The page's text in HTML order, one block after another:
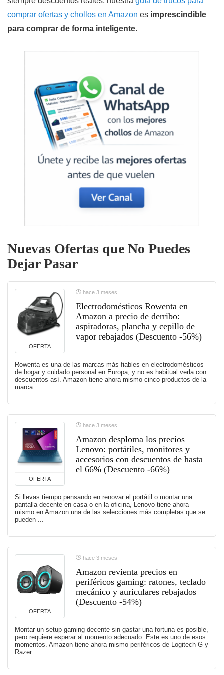
comprar ofertas y chollos en Amazon es imprescindible
para comprar de forma inteligente.
Nuevas Ofertas que No Puedes
Dejar Pasar
OFERTA
hace 3 meses
Electrodomésticos Rowenta en
Amazon a precio de derribo:
aspiradoras, plancha y cepillo de
vapor rebajados (Descuento -56%)
Rowenta es una de las marcas más fiables en electrodomésticos
de hogar y cuidado personal en Europa, y no es habitual verla con
descuentos así. Amazon tiene ahora mismo cinco productos de la
marca ...
OFERTA
hace 3 meses
Amazon desploma los precios
Lenovo: portátiles, monitores y
accesorios con descuentos de hasta
el 66% (Descuento -66%)
Si llevas tiempo pensando en renovar el portátil o montar una
pantalla decente en casa o en la oficina, Lenovo tiene ahora
mismo en Amazon una de las selecciones más completas que se
pueden ...
OFERTA
hace 3 meses
Amazon revienta precios en
periféricos gaming: ratones, teclado
mecánico y auriculares rebajados
(Descuento -54%)
Montar un setup gaming decente sin gastar una fortuna es posible,
pero requiere esperar al momento adecuado. Este es uno de esos
momentos. Amazon tiene ahora mismo periféricos de Logitech G y
Razer ...